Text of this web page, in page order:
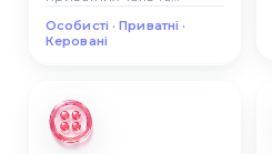
Особисті · Приватні ·
Керовані